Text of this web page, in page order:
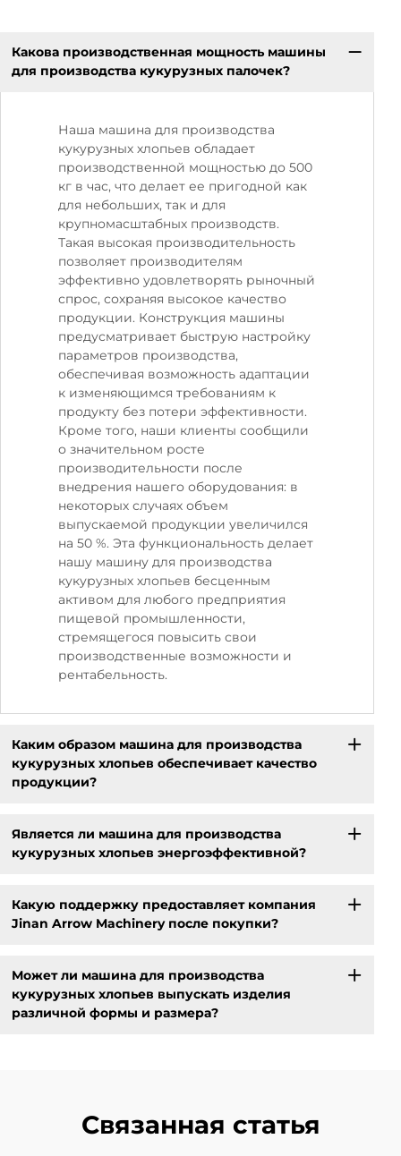
Какова производственная мощность машины
для производства кукурузных палочек?
Наша машина для производства
кукурузных хлопьев обладает
производственной мощностью до 500
кг в час, что делает ее пригодной как
для небольших, так и для
крупномасштабных производств.
Такая высокая производительность
позволяет производителям
эффективно удовлетворять рыночный
спрос, сохраняя высокое качество
продукции. Конструкция машины
предусматривает быструю настройку
параметров производства,
обеспечивая возможность адаптации
к изменяющимся требованиям к
продукту без потери эффективности.
Кроме того, наши клиенты сообщили
о значительном росте
производительности после
внедрения нашего оборудования: в
некоторых случаях объем
выпускаемой продукции увеличился
на 50 %. Эта функциональность делает
нашу машину для производства
кукурузных хлопьев бесценным
активом для любого предприятия
пищевой промышленности,
стремящегося повысить свои
производственные возможности и
рентабельность.
Каким образом машина для производства
кукурузных хлопьев обеспечивает качество
продукции?
Является ли машина для производства
кукурузных хлопьев энергоэффективной?
Какую поддержку предоставляет компания
Jinan Arrow Machinery после покупки?
Может ли машина для производства
кукурузных хлопьев выпускать изделия
различной формы и размера?
Связанная статья